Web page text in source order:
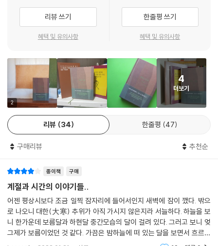
산문집을 끝까지 읽고 나면 시인의 손짓을 따라 한 해를 잘 마무리한 것 같
기도 하고 한 시절을 미리 다녀온 것 같기도 한, 배웅과 마중 사이 어디쯤
서 있는 기분이 된다. 모든 것이 이렇듯 지나가고 또 나아가는 것이라면, 그
수도 있겠다. 다시 한 시절이 찬란하게 우리를 맞이하고 있을 테니까.
리뷰 쓰기
혜택 및 유의사항
한줄평 쓰기
혜택 및 유의사항
2
4
더보기
리뷰 34 한줄평 47
구매리뷰 추천순
종이책 구매
계절과 시간의 이야기들..
어젠 평상시보다 조금 일찍 잠자리에 들어서인지 새벽에 잠이 깼다. 밖으
로 나오니 대한(大寒) 추위가 아직 가시지 않은지라 서늘하다. 하늘을 보
니 한가운데 보름달과 하현달 중간모습의 달이 걸려 있다. 그러고 보니 엊
그제가 보름이었던 것 같다. 가끔은 밤하늘에 떠 있는 달을 보면서 흐르는
시간을 생각한다. 삭에서 망까지, 다시 망에서 삭까지 29일을 주기로 변하